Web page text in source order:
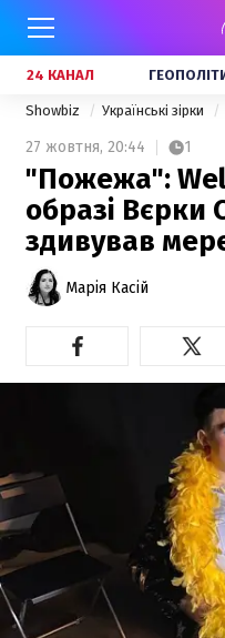
24 КАНАЛ
Showbiz Українські зірки
27 жовтня, 20:44 1
"Пожежа":
образі Вєрки
здивував
Марія Касій